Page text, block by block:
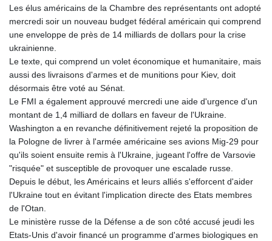
Les élus américains de la Chambre des représentants ont adopté
mercredi soir un nouveau budget fédéral américain qui comprend
une enveloppe de près de 14 milliards de dollars pour la crise
ukrainienne.
Le texte, qui comprend un volet économique et humanitaire, mais
aussi des livraisons d'armes et de munitions pour Kiev, doit
désormais être voté au Sénat.
Le FMI a également approuvé mercredi une aide d'urgence d'un
montant de 1,4 milliard de dollars en faveur de l'Ukraine.
Washington a en revanche définitivement rejeté la proposition de
la Pologne de livrer à l'armée américaine ses avions Mig-29 pour
qu'ils soient ensuite remis à l'Ukraine, jugeant l'offre de Varsovie
"risquée" et susceptible de provoquer une escalade russe.
Depuis le début, les Américains et leurs alliés s'efforcent d'aider
l'Ukraine tout en évitant l'implication directe des Etats membres
de l'Otan.
Le ministère russe de la Défense a de son côté accusé jeudi les
Etats-Unis d'avoir financé un programme d'armes biologiques en